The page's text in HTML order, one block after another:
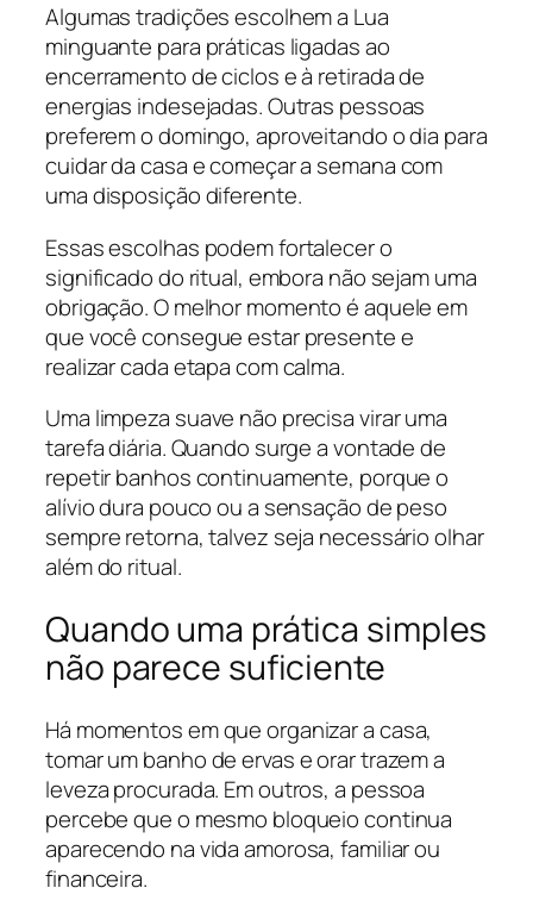
Algumas tradições escolhem a Lua
minguante para práticas ligadas ao
encerramento de ciclos e à retirada de
energias indesejadas. Outras pessoas
preferem o domingo, aproveitando o dia para
cuidar da casa e começar a semana com
uma disposição diferente.
Essas escolhas podem fortalecer o
significado do ritual, embora não sejam uma
obrigação. O melhor momento é aquele em
que você consegue estar presente e
realizar cada etapa com calma.
Uma limpeza suave não precisa virar uma
tarefa diária. Quando surge a vontade de
repetir banhos continuamente, porque o
alívio dura pouco ou a sensação de peso
sempre retorna, talvez seja necessário olhar
além do ritual.
Quando uma prática simples
não parece suficiente
Há momentos em que organizar a casa,
tomar um banho de ervas e orar trazem a
leveza procurada. Em outros, a pessoa
percebe que o mesmo bloqueio continua
aparecendo na vida amorosa, familiar ou
financeira.